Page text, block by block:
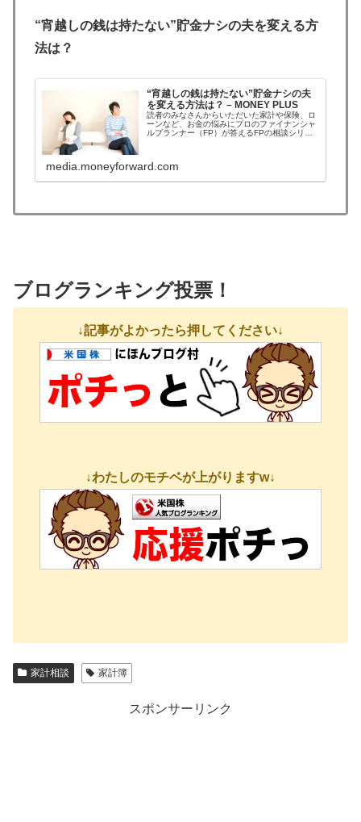
“宵越しの銭は持たない”貯金ナシの夫を変える方
法は？
“宵越しの銭は持たない”貯金ナシの夫
を変える方法は？ – MONEY PLUS
読者のみなさんからいただいた家計や保険、ロ
ーンなど、お金の悩みにプロのファイナンシャ
ルプランナー（FP）が答えるFPの相談シリー
media.moneyforward.com
ブログランキング投票！
↓記事がよかったら押してください↓
↓わたしのモチベが上がりますw↓
家計相談 家計簿
スポンサーリンク